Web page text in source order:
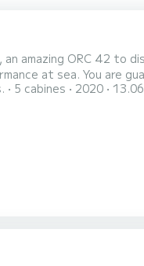
an amazing ORC 42
day or week on this 13 meter
boat. The capacity of this boat
5 cabines 2020